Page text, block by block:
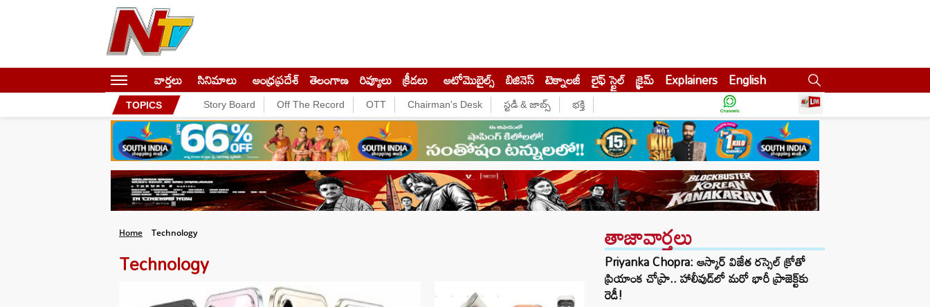
వార్తలు సినిమాలు ఆంధ్రప్రదేశ్ తెలంగాణ రివ్యూలు క్రీడలు ఆటోమొబైల్స్ బిజినెస్‌ టెక్నాలజీ లైఫ్ స్టైల్ క్రైమ్ Explainers English
TOPICS Story Board Off The Record OTT Chairman's Desk స్టడీ & జాబ్స్ భక్తి
Home Technology
Technology
తాజావార్తలు
Priyanka Chopra: ఆస్కార్ విజేత రస్సెల్ క్రోతో
ప్రియాంక చోప్రా.. హాలీవుడ్‌లో మరో భారీ ప్రాజెక్ట్‌కు
రెడీ!